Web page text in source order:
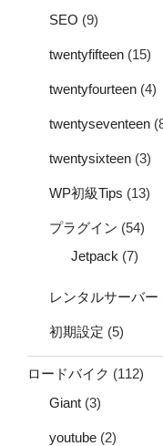
SEO (9)
twentyfifteen (15)
twentyfourteen (4)
twentyseventeen
twentysixteen (3)
WP初級Tips (13)
プラグイン (54)
Jetpack (7)
レンタルサーバー
初期設定 (5)
ロードバイク (112)
Giant (3)
youtube (2)